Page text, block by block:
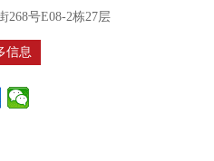
268号E08-2栋27层
信息